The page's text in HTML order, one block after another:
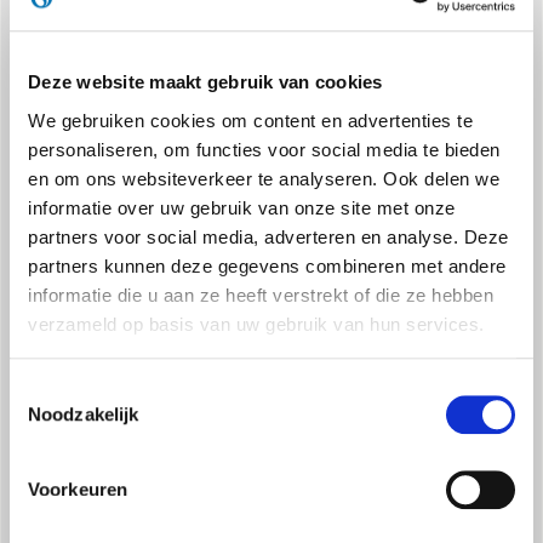
Deze website maakt gebruik van cookies
We gebruiken cookies om content en advertenties te
personaliseren, om functies voor social media te bieden
en om ons websiteverkeer te analyseren. Ook delen we
informatie over uw gebruik van onze site met onze
partners voor social media, adverteren en analyse. Deze
partners kunnen deze gegevens combineren met andere
informatie die u aan ze heeft verstrekt of die ze hebben
verzameld op basis van uw gebruik van hun services.
Noodzakelijk
Voorkeuren
een rendement van 99,9% op PM 2,5-deeltjes en 99,7% op PM
DRAAIWIELEN
Hij kan gemakkelijk vervoerd en verplaatst worden in alle
richtingen, dankzij de 360 graden draaibaarheid.